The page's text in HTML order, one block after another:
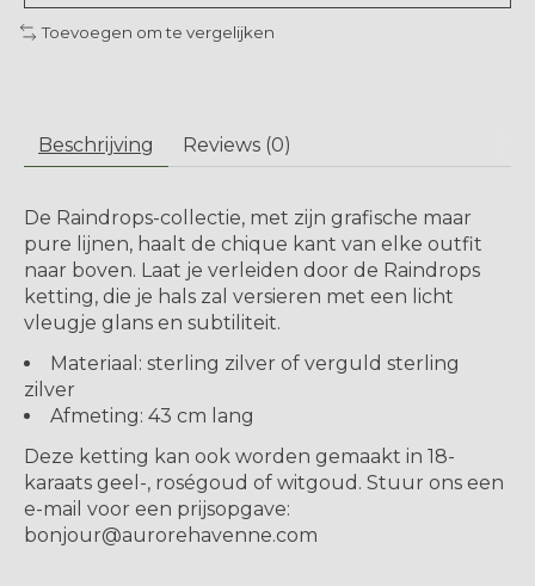
Toevoegen om te vergelijken
Beschrijving Reviews (0)
De Raindrops-collectie, met zijn grafische maar
pure lijnen, haalt de chique kant van elke outfit
naar boven. Laat je verleiden door de Raindrops
ketting, die je hals zal versieren met een licht
vleugje glans en subtiliteit.
Materiaal: sterling zilver of verguld sterling
zilver
Afmeting: 43 cm lang
Deze ketting kan ook worden gemaakt in 18-
karaats geel-, roségoud of witgoud. Stuur ons een
e-mail voor een prijsopgave:
bonjour@aurorehavenne.com